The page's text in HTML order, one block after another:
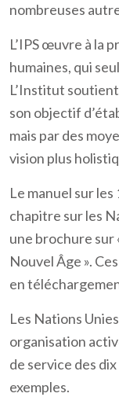
nombreuses
L’IPS œuvre à la
humaines, qui
L’Institut
son objectif
mais par des
vision plus
Le manuel sur
chapitre sur les
une brochure sur
Nouvel Âge ».
en
Les Nations
organisation
de service des
exemples.